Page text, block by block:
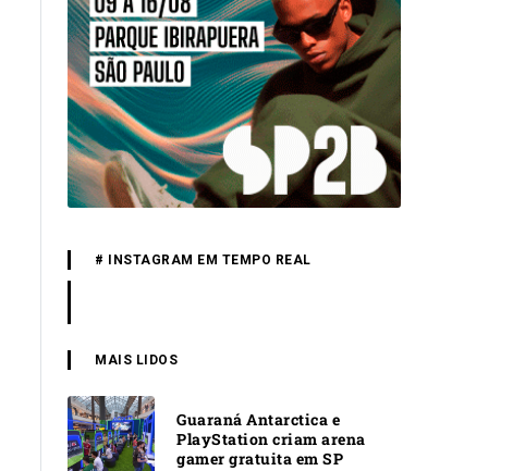
# INSTAGRAM EM TEMPO REAL
MAIS LIDOS
Guaraná Antarctica e
PlayStation criam arena
gamer gratuita em SP